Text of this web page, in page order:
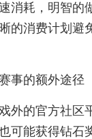
消耗，明智的
的消费计划避
事的额外途径
外的官方社区
可能获得钻石